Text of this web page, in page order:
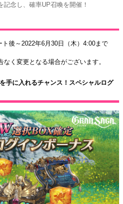
念し、確率UP召喚を開催！
後～2022年6月30日（木）4:00まで
く変更となる場合がございます。
手に入れるチャンス！スペシャルログ